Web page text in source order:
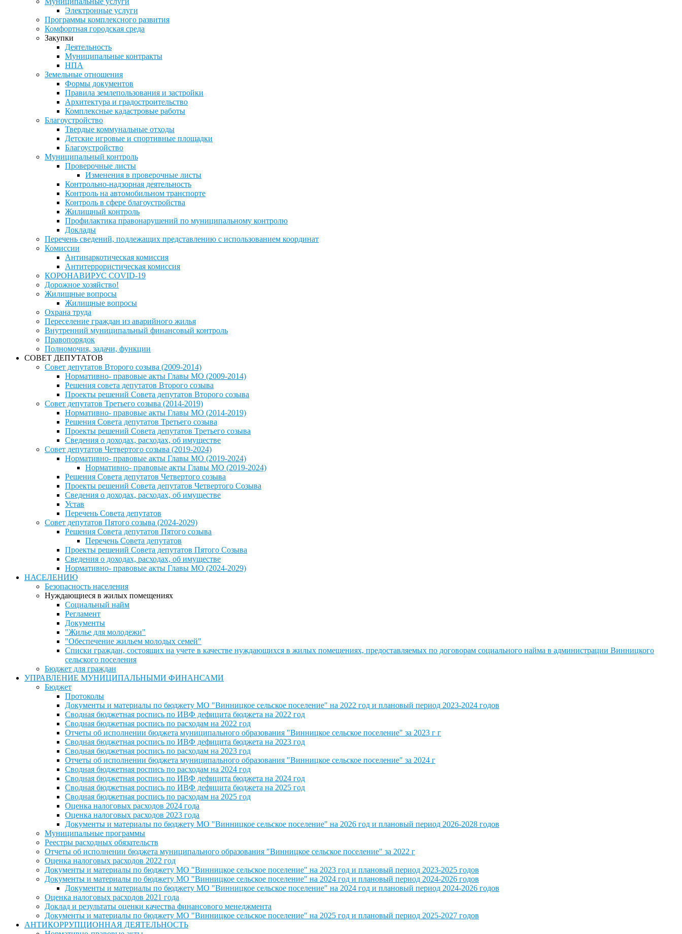
Электронные услуги
Программы комплексного развития
Комфортная городская среда
Закупки
Деятельность
Муниципальные контракты
НПА
Земельные отношения
Формы документов
Правила землепользования и застройки
Архитектура и градостроительство
Комплексные кадастровые работы
Благоустройство
Твердые коммунальные отходы
Детские игровые и спортивные площадки
Благоустройство
Муниципальный контроль
Проверочные листы
Изменения в проверочные листы
Контрольно-надзорная деятельность
Контроль на автомобильном транспорте
Контроль в сфере благоустройства
Жилищный контроль
Профилактика правонарушений по муниципальному контролю
Доклады
Перечень сведений, подлежащих представлению с использованием координат
Комиссии
Антинаркотическая комиссия
Антитеррористическая комиссия
КОРОНАВИРУС COVID-19
Дорожное хозяйство!
Жилищные вопросы
Жилищные вопросы
Охрана труда
Переселение граждан из аварийного жилья
Внутренний муниципальный финансовый контроль
Правопорядок
Полномочия, задачи, функции
СОВЕТ ДЕПУТАТОВ
Совет депутатов Второго созыва (2009-2014)
Нормативно- правовые акты Главы МО (2009-2014)
Решения совета депутатов Второго созыва
Проекты решений Совета депутатов Второго созыва
Совет депутатов Третьего созыва (2014-2019)
Нормативно- правовые акты Главы МО (2014-2019)
Решения Совета депутатов Третьего созыва
Проекты решений Совета депутатов Третьего созыва
Сведения о доходах, расходах, об имуществе
Совет депутатов Четвертого созыва (2019-2024)
Нормативно- правовые акты Главы МО (2019-2024)
Нормативно- правовые акты Главы МО (2019-2024)
Решения Совета депутатов Четвертого созыва
Проекты решений Совета депутатов Четвертого Созыва
Сведения о доходах, расходах, об имуществе
Устав
Перечень Совета депутатов
Совет депутатов Пятого созыва (2024-2029)
Решения Совета депутатов Пятого созыва
Перечень Совета депутатов
Проекты решений Совета депутатов Пятого Созыва
Сведения о доходах, расходах, об имуществе
Нормативно- правовые акты Главы МО (2024-2029)
НАСЕЛЕНИЮ
Безопасность населения
Нуждающиеся в жилых помещениях
Социальный найм
Регламент
Документы
"Жилье для молодежи"
"Обеспечение жильем молодых семей"
Списки граждан, состоящих на учете в качестве нуждающихся в жилых помещениях, предоставляемых по договорам социального найма в администрации Винницкого
сельского поселения
Бюджет для граждан
УПРАВЛЕНИЕ МУНИЦИПАЛЬНЫМИ ФИНАНСАМИ
Бюджет
Протоколы
Документы и материалы по бюджету МО "Винницкое сельское поселение" на 2022 год и плановый период 2023-2024 годов
Сводная бюджетная роспись по ИВФ дефицита бюджета на 2022 год
Сводная бюджетная роспись по расходам на 2022 год
Отчеты об исполнении бюджета муниципального образования "Винницкое сельское поселение" за 2023 г г
Сводная бюджетная роспись по ИВФ дефицита бюджета на 2023 год
Сводная бюджетная роспись по расходам на 2023 год
Отчеты об исполнении бюджета муниципального образования "Винницкое сельское поселение" за 2024 г
Сводная бюджетная роспись по расходам на 2024 год
Сводная бюджетная роспись по ИВФ дефицита бюджета на 2024 год
Сводная бюджетная роспись по ИВФ дефицита бюджета на 2025 год
Сводная бюджетная роспись по расходам на 2025 год
Оценка налоговых расходов 2024 года
Оценка налоговых расходов 2023 года
Документы и материалы по бюджету МО "Винницкое сельское поселение" на 2026 год и плановый период 2026-2028 годов
Муниципальные программы
Реестры расходных обязательств
Отчеты об исполнении бюджета муниципального образования "Винницкое сельское поселение" за 2022 г
Оценка налоговых расходов 2022 год
Документы и материалы по бюджету МО "Винницкое сельское поселение" на 2023 год и плановый период 2023-2025 годов
Документы и материалы по бюджету МО "Винницкое сельское поселение" на 2024 год и плановый период 2024-2026 годов
Документы и материалы по бюджету МО "Винницкое сельское поселение" на 2024 год и плановый период 2024-2026 годов
Оценка налоговых расходов 2021 года
Доклад и результаты оценки качества финансового менеджмента
Документы и материалы по бюджету МО "Винницкое сельское поселение" на 2025 год и плановый период 2025-2027 годов
АНТИКОРРУПЦИОННАЯ ДЕЯТЕЛЬНОСТЬ